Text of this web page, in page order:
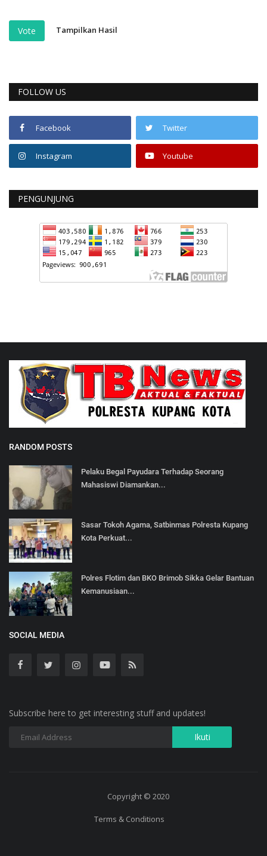
Vote Tampilkan Hasil
FOLLOW US
Facebook Twitter
Instagram Youtube
PENGUNJUNG
RANDOM POSTS
Pelaku Begal Payudara Terhadap Seorang
Mahasiswi Diamankan...
Sasar Tokoh Agama, Satbinmas Polresta Kupang
Kota Perkuat...
Polres Flotim dan BKO Brimob Sikka Gelar Bantuan
Kemanusiaan...
SOCIAL MEDIA
Subscribe here to get interesting stuff and updates!
Copyright © 2020
Terms & Conditions